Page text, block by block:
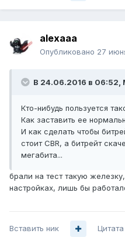
alexaaa
Опубликовано 27
В 24.06.2016 в 06:52,
Кто-нибудь пользуется
Как заставить ее
И как сделать чтобы
стоит CBR, а битрейт
мегабита...
брали на тест такую
настройках, лишь бы
Вставить ник Цитата